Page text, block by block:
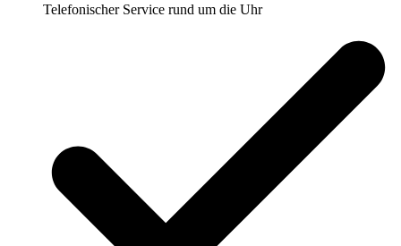
Telefonischer Service rund um die Uhr